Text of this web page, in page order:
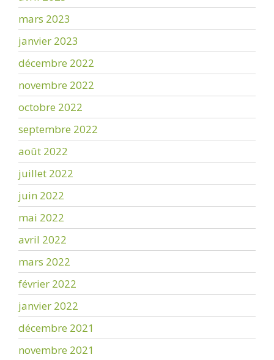
mars 2023
janvier 2023
décembre 2022
novembre 2022
octobre 2022
septembre 2022
août 2022
juillet 2022
juin 2022
mai 2022
avril 2022
mars 2022
février 2022
janvier 2022
décembre 2021
novembre 2021